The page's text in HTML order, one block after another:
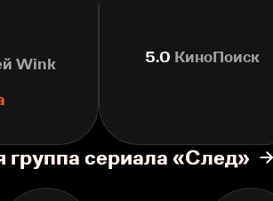
Wink
5.0 КиноПоиск
сериала «След»